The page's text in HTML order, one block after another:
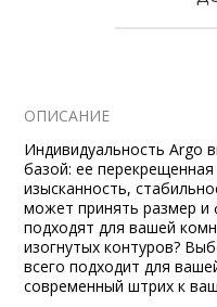
ОПИСАНИЕ
Индивидуальность Argo
базой: ее
изысканность,
может принять размер и
подходят для вашей
изогнутых контуров?
всего подходит для
современный штрих к